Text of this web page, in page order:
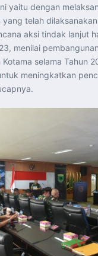
Kompetensi
Bekali 154 Perwira
dan Profesionalisme
Sugiono Dorong Kemitraan
Erat Hadapi Tantangan
Dorong ASEAN dan Uni
Global melalui
RI Dorong Kemitraan
untuk Perkuat Ketahanan
ASEAN–Kanada
dan India Perkuat
Sama Maritim, Ekonomi, dan
dan Dukung
BGN Sudaryono
dan Akuntabilitas
yaitu dengan
yang telah
aksi tindak lanjut
menilai
selama Tahun
meningkatkan